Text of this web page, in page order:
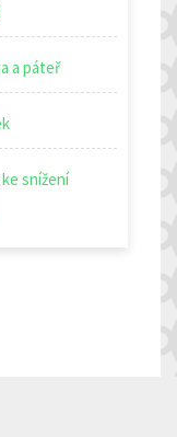
a páteř
snížení